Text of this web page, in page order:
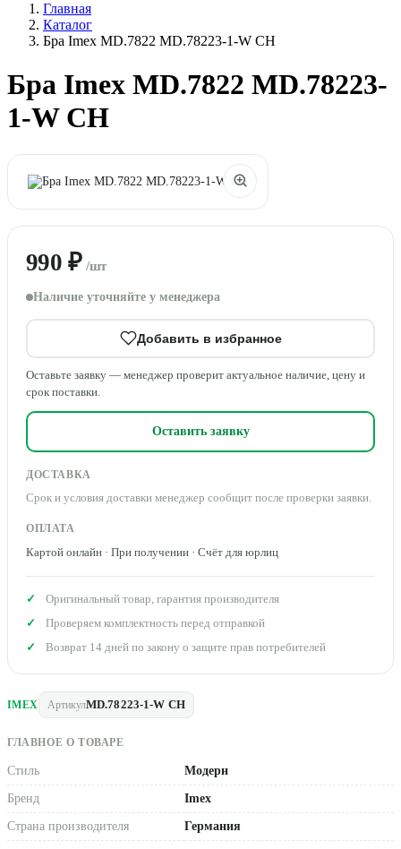
Главная
Каталог
Бра Imex MD.7822 MD.78223-1-W CH
Бра Imex MD.7822 MD.78223-
1-W CH
IMEX АртикулMD.78223-1-W CH
ГЛАВНОЕ О ТОВАРЕ
Стиль Модерн
Бренд Imex
Страна производителя Германия
990 ₽ /шт
Наличие уточняйте у менеджера
Добавить в избранное
Оставьте заявку — менеджер проверит актуальное наличие, цену и
срок поставки.
Оставить заявку
ДОСТАВКА
Срок и условия доставки менеджер сообщит после проверки заявки.
ОПЛАТА
Картой онлайн · При получении · Счёт для юрлиц
Оригинальный товар, гарантия производителя
Проверяем комплектность перед отправкой
Возврат 14 дней по закону о защите прав потребителей